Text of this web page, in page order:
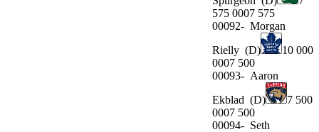
575 0007 575
00092- Morgan
Rielly (D)
10 000
0007 500
00093- Aaron
Ekblad (D)
7 500
0007 500
00094- Seth